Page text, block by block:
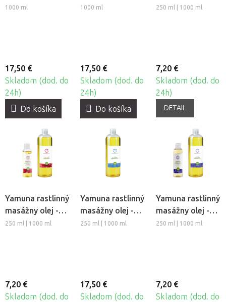
Zázvor-Limetka
1000 ml
17,50 €
Skladom (dod. do
24h)
Do košíka
ForHim
1000 ml
17,50 €
Skladom (dod. do
24h)
Do košíka
Pomaranč-
250 ml | 1000 ml
7,20 €
Skladom (dod. do
24h)
DETAIL
Yamuna rastlinný
masážny olej -
Granátové jablko
250 ml | 1000 ml
7,20 €
Skladom (dod. do
Yamuna rastlinný
masážny olej -
Yogi
250 ml | 1000 ml
17,50 €
Skladom (dod. do
Yamuna rastlinný
masážny olej -
Levanduľa
250 ml | 1000 ml
7,20 €
Skladom (dod. do